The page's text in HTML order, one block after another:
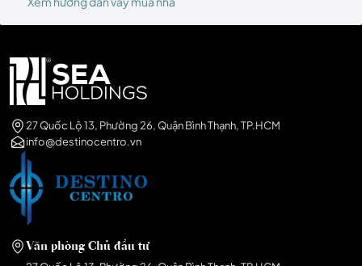
27 Quốc Lộ 13, Phường 26, Quận Bình Thạnh, TP.HCM
info@destinocentro.vn
Văn phòng Chủ đầu tư